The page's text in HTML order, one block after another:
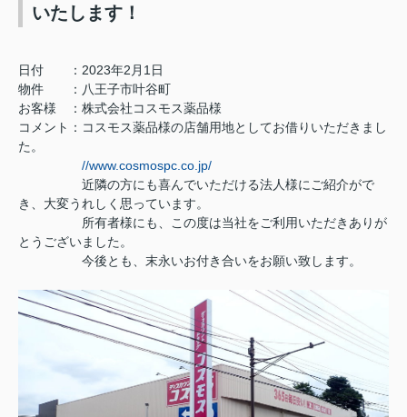
いたします！
日付 ：2023年2月1日
物件 ：八王子市叶谷町
お客様 ：株式会社コスモス薬品様
コメント：コスモス薬品様の店舗用地としてお借りいただきまし
た。
//www.cosmospc.co.jp/
近隣の方にも喜んでいただける法人様にご紹介がで
き、大変うれしく思っています。
所有者様にも、この度は当社をご利用いただきありが
とうございました。
今後とも、末永いお付き合いをお願い致します。